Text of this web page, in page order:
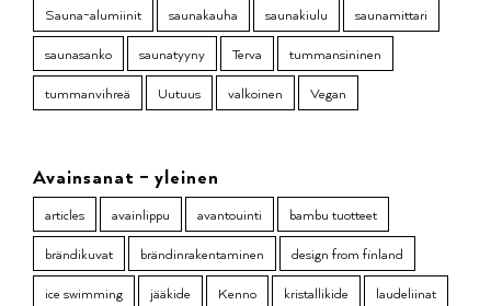
Sauna-alumiinit
saunakauha saunakiulu
saunamittari
saunasanko
saunatyyny Terva
tummansininen
tummanvihreä
Uutuus valkoinen Vegan
Avainsanat – yleinen
articles avainlippu avantouinti
bambu tuotteet
brändikuvat
brändinrakentaminen
design from finland
ice swimming
jääkide Kenno kristallikide
laudeliinat